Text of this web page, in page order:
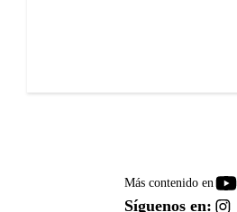
Más contenido en
Síguenos en: